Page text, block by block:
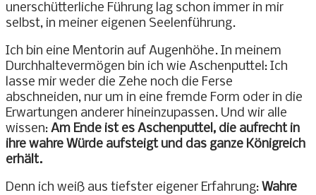
unerschütterliche Führung lag schon immer in mir
selbst, in meiner eigenen Seelenführung.
Ich bin eine Mentorin auf Augenhöhe. In meinem
Durchhaltevermögen bin ich wie Aschenputtel: Ich
lasse mir weder die Zehe noch die Ferse
abschneiden, nur um in eine fremde Form oder in die
Erwartungen anderer hineinzupassen. Und wir alle
wissen: Am Ende ist es Aschenputtel, die aufrecht in
ihre wahre Würde aufsteigt und das ganze Königreich
erhält.
Denn ich weiß aus tiefster eigener Erfahrung: Wahre